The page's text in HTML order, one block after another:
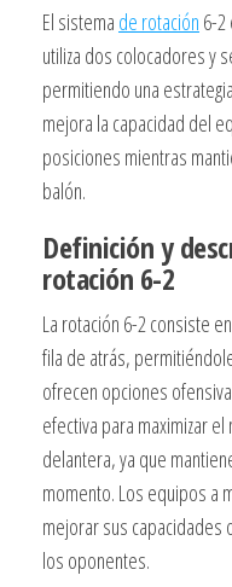
El sistema de rotación 6-
utiliza dos colocadores y
permitiendo una
mejora la capacidad del
posiciones mientras
balón.
Definición y
rotación 6-2
La rotación 6-2 consiste
fila de atrás,
ofrecen opciones
efectiva para maximizar
delantera, ya que
momento. Los equipos a
mejorar sus capacidades
los oponentes.